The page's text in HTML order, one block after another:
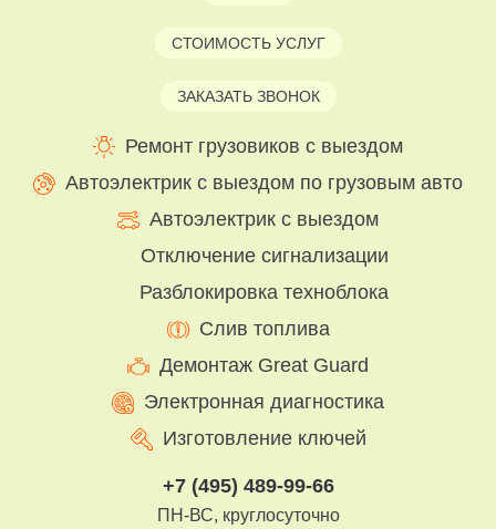
СТОИМОСТЬ УСЛУГ
ЗАКАЗАТЬ ЗВОНОК
Ремонт грузовиков с выездом
Автоэлектрик с выездом по грузовым авто
Автоэлектрик с выездом
Отключение сигнализации
Разблокировка техноблока
Слив топлива
Демонтаж Great Guard
Электронная диагностика
Изготовление ключей
+7 (495) 489-99-66
ПН-ВС, круглосуточно